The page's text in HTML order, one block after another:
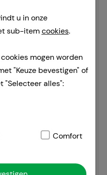
u in onze
sub-itemcookies.
mogen worden
"Keuze bevestigen" of
"Selecteer alles":
zijn cookies die
van onze
Comfort